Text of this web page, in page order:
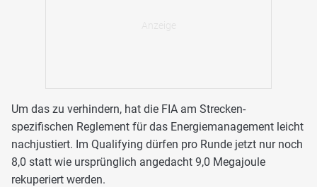
Um das zu verhindern, hat die FIA am Strecken-
spezifischen Reglement für das Energiemanagement leicht
nachjustiert. Im Qualifying dürfen pro Runde jetzt nur noch
8,0 statt wie ursprünglich angedacht 9,0 Megajoule
rekuperiert werden.